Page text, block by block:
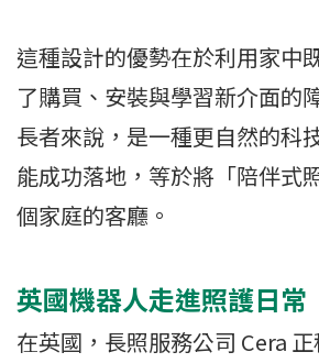
這種設計的優勢在於利用家中
了購買、安裝與學習新介面的
長者來說，是一種更自然的科
能成功落地，等於將「陪伴式
個家庭的客廳。
英國機器人走進照護日常
在英國，長照服務公司 Cera